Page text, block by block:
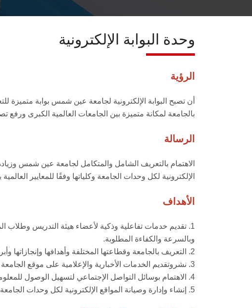
وحدة البوابة الإلكترونية
الرؤية
أن تصبح البوابة الإلكترونية لجامعة عين شمس بوابة
بالجامعة لمكانة متميزة بين الجامعات العالمية الكبرى ورفع
الرسالة
الاهتمام بالتعريف الشامل والمتكامل لجامعة عين شمس
الإلكترونية لكل وحدات الجامعة وكلياتها وفقًا للمعايير
الأهداف
1. تقديم خدمات تفاعلية وذكية لأعضاء هيئة التدريس وطلاب
وبالسرعة والكفاءة المطلوبة.
2. التعريف بالجامعة وقطاعتها المختلفة وأهدافها وإنجازاتها وأبراز إحصائيات وبيانات عنها.
3. نشروتقديم الخدمات الأخبارية والإعلامية على موقع الجامعة الإلكتروني.
4. الاهتمام بوسائل التواصل الإجتماعي لتسهيل الوصول للمعلومات والخدمات على موقع الجامعة.
5. إنشاء وإدارة وصيانة المواقع الإلكترونية لكل وحدات الجامعة ومراكزها وكلياتها.